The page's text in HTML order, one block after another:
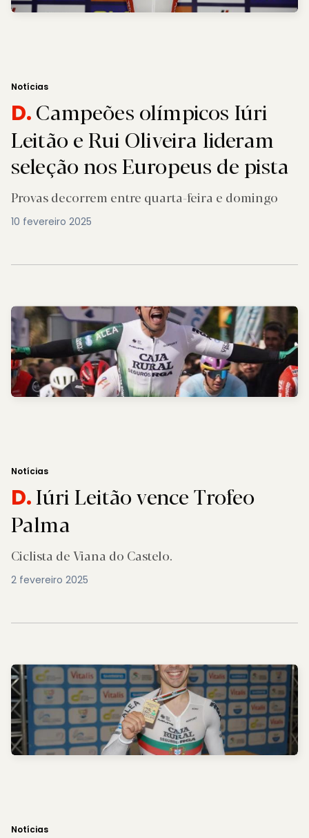
Notícias
D.Campeões olímpicos Iúri
Leitão e Rui Oliveira lideram
seleção nos Europeus de pista
Provas decorrem entre quarta-feira e domingo
10 fevereiro 2025
Notícias
D.Iúri Leitão vence Trofeo
Palma
Ciclista de Viana do Castelo.
2 fevereiro 2025
Notícias